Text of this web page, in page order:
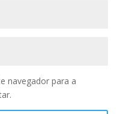
navegador para a